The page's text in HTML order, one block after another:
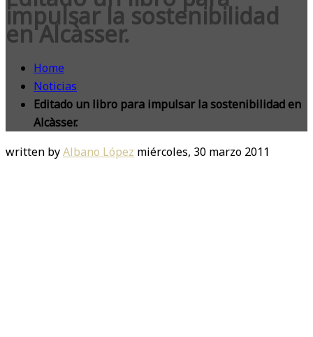
impulsar la sostenibilidad
en Alcàsser.
Home
Noticias
Editado un libro para impulsar la sostenibilidad en
Alcàsser.
written byAlbano López miércoles, 30 marzo 2011